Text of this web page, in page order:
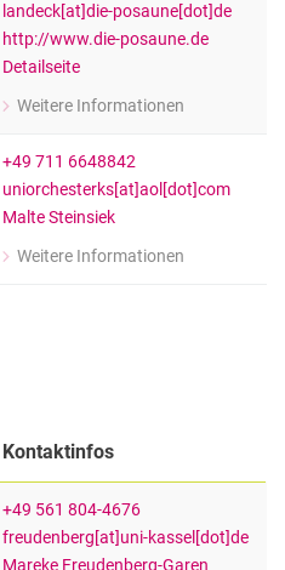
landeck[at]die-posaune[dot]de
http://www.die-posaune.de
Detailseite
Weitere Informationen
zu Detlef Landeck
+49 711 6648842
uniorchesterks[at]aol[dot]com
Malte Steinsiek
Weitere Informationen
zu Malte Steinsiek
Kontaktinfos
+49 561 804-4676
freudenberg[at]uni-kassel[dot]de
Mareke Freudenberg-Garen